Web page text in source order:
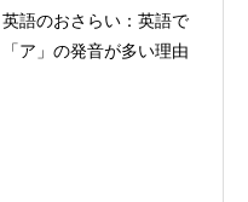
英語のおさらい：英語で
「ア」の発音が多い理由